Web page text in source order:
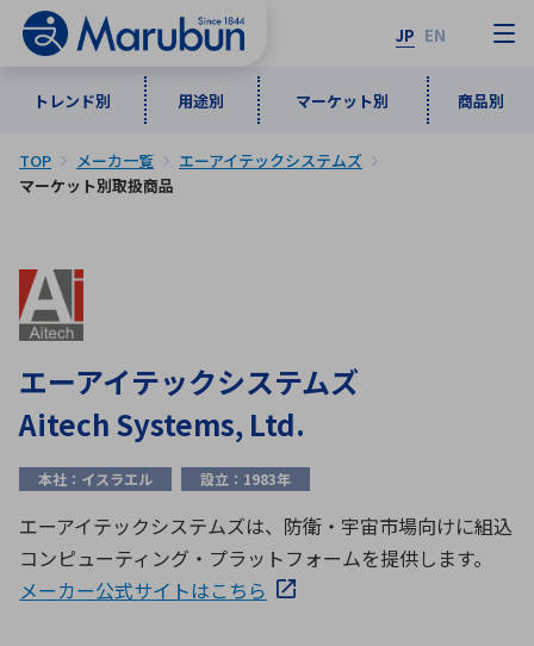
JP EN
トレンド別 用途別 マーケット別 商品別
トレンド別
5G・Local 5G
ワイヤレス給電
ロボティクス（AI）
用途別
監視・セキュリティ
計測・検出
品質管理・検査
マーケット別
情報通信
民生 医療
商品別
計測・測定・表示機器
ICTソリューション 組立・ロボティクス
メーカ一覧
あ行
な行
は行 ま行
ら行
アルファベット順
A B C
D
E
F
TOP メーカ一覧
エーアイテックシステムズ
マーケット別取扱商品
エーアイテックシステムズ
Aitech Systems, Ltd.
本社：イスラエル 設立：1983年
エーアイテックシステムズは、防衛・宇宙市場向けに組込
コンピューティング・プラットフォームを提供します。
メーカー公式サイトはこちら